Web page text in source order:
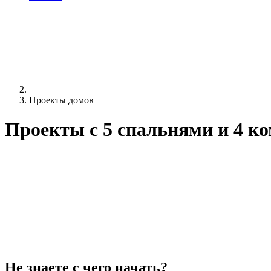
Проекты домов
Проекты c 5 спальнями и 4
Не знаете с чего начать?